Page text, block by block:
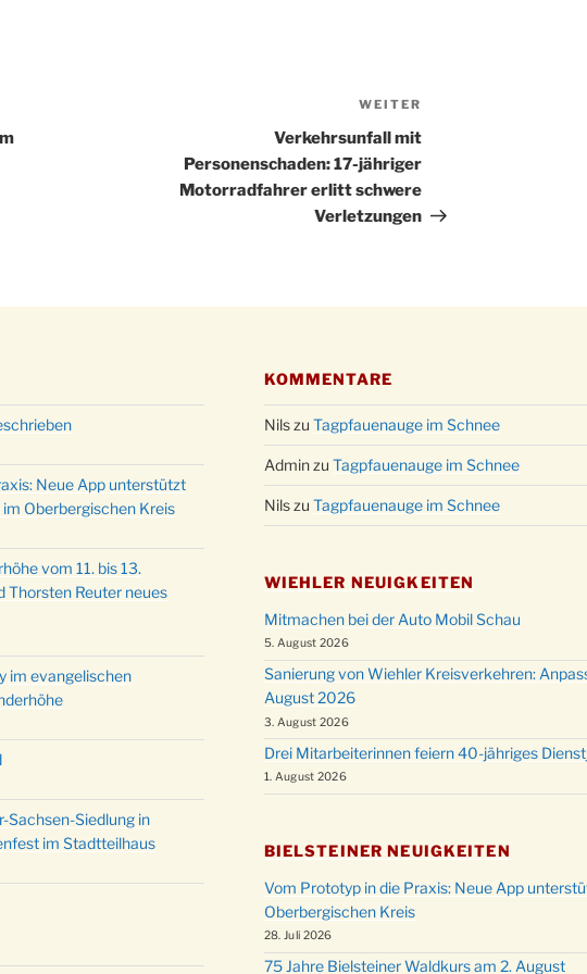
Beitrag
WEITER
Verkehrsunfall mit
Personenschaden: 17-jähriger
Motorradfahrer erlitt schwere
Verletzungen
Ev.
24.12.
24.12.
24.12.
Neue App unterstützt
Oberbergischen Kreis
vom 11. bis 13.
Thorsten Reuter neues
im evangelischen
Sachsen-Siedlung in
im Stadtteilhaus
KOMMENTARE
Nilszu Tagpfauenauge im Schnee
Adminzu Tagpfauenauge im Schnee
Nilszu Tagpfauenauge im Schnee
WIEHLER NEUIGKEITEN
Mitmachen bei der Auto Mobil Schau
5. August 2026
Sanierung von Wiehler Kreisverkehren:
August 2026
3. August 2026
Drei Mitarbeiterinnen feiern 40-jähriges
1. August 2026
BIELSTEINER NEUIGKEITEN
Vom Prototyp in die Praxis: Neue App
Oberbergischen Kreis
28. Juli 2026
75 Jahre Bielsteiner Waldkurs am 2. August